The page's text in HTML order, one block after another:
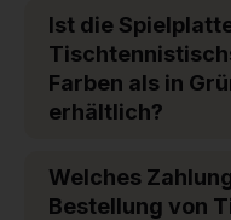
Ist die
Farben als in
erhältlich?
Welches
Bestellung von